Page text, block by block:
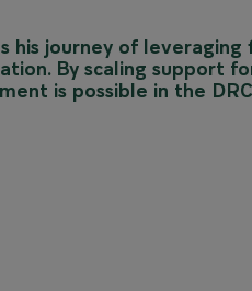
his journey of
By scaling support
is possible in the